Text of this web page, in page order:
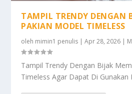
TAMPIL TRENDY DENGAN
PAKIAN MODEL TIMELESS
oleh mimin1 penulis |Apr 28, 2026 |
Tampil Trendy Dengan Bijak
Timeless Agar Dapat Di Gunakan